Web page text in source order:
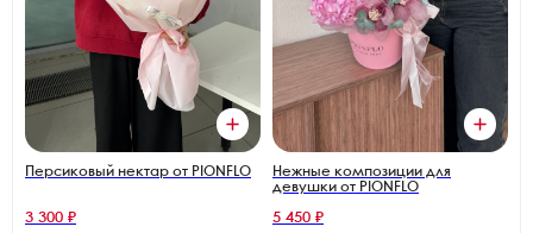
Персиковый нектар от PIONFLO
3 300 ₽
Нежные композиции для
девушки от PIONFLO
5 450 ₽